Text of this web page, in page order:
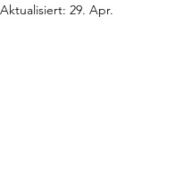
Aktualisiert: 29. Apr.